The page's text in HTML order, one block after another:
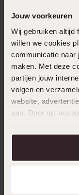
Jouw voorkeuren
Wij gebruiken altijd
willen we cookies
communicatie naar
maken. Met deze
partijen jouw
volgen en
website,
aan. Door op
over in ons